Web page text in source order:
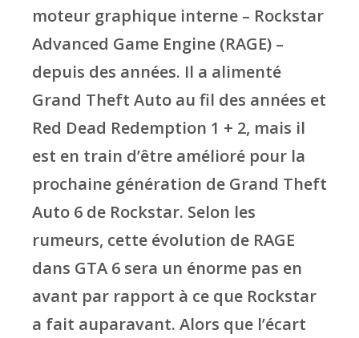
moteur graphique interne – Rockstar
Advanced Game Engine (RAGE) –
depuis des années. Il a alimenté
Grand Theft Auto au fil des années et
Red Dead Redemption 1 + 2, mais il
est en train d’être amélioré pour la
prochaine génération de Grand Theft
Auto 6 de Rockstar. Selon les
rumeurs, cette évolution de RAGE
dans GTA 6 sera un énorme pas en
avant par rapport à ce que Rockstar
a fait auparavant. Alors que l’écart